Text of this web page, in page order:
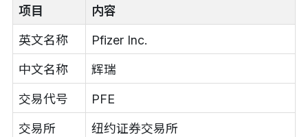
项目 内容
英文名称 Pfizer Inc.
中文名称 辉瑞
交易代号 PFE
交易所 纽约证券交易所